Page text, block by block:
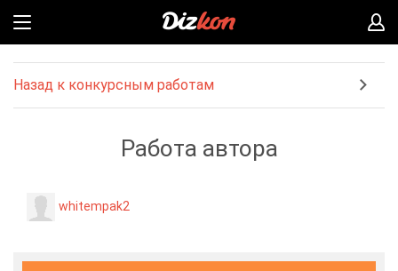
Назад к конкурсным работам
Работа автора
whitempak2